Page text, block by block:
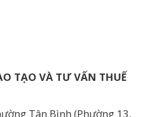
TẠO VÀ TƯ VẤN THUẾ
Tân Bình (Phường 13,